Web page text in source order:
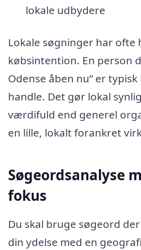
lokale udbydere
Lokale søgninger har ofte
købsintention. En person
Odense åben nu” er
handle. Det gør lokal
værdifuld end generel
en lille, lokalt forankret
Søgeordsanalyse
fokus
Du skal bruge søgeord
din ydelse med en